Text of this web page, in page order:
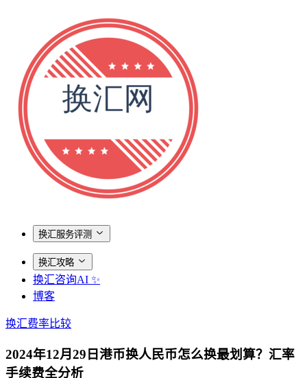
换汇服务评测
换汇攻略
换汇咨询AI ✨
博客
换汇费率比较
2024年12月29日港币换人民币怎么换最划算？汇率
手续费全分析